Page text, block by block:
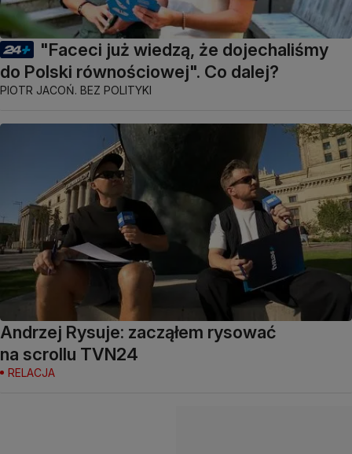
"Faceci już wiedzą, że dojechaliśmy
do Polski równościowej". Co dalej?
PIOTR JACOŃ. BEZ POLITYKI
Andrzej Rysuje: zacząłem rysować
na scrollu TVN24
RELACJA